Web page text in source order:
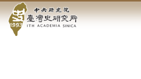
到中
央